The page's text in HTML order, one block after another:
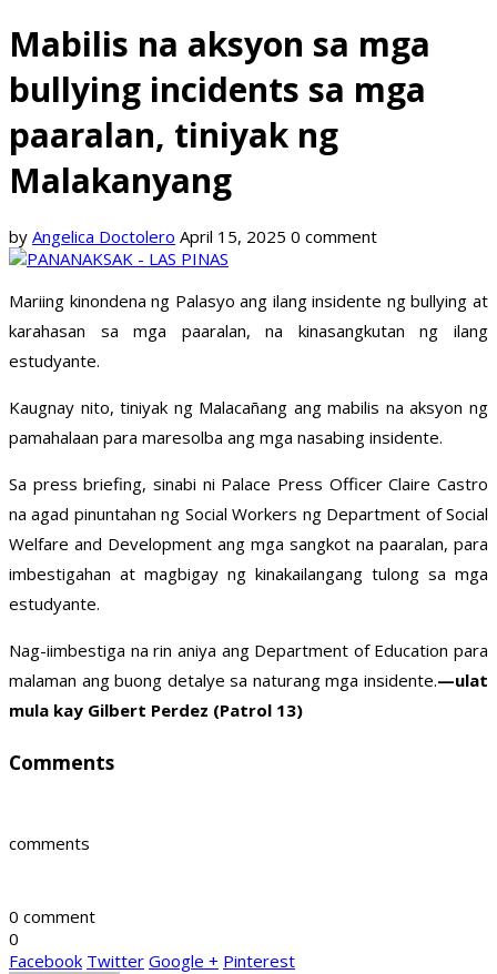
Mabilis na aksyon sa mga
bullying incidents sa mga
paaralan, tiniyak ng
Malakanyang
by Angelica Doctolero April 15, 2025 0 comment
Mariing kinondena ng Palasyo ang ilang insidente ng bullying at
karahasan sa mga paaralan, na kinasangkutan ng ilang
estudyante.
Kaugnay nito, tiniyak ng Malacañang ang mabilis na aksyon ng
pamahalaan para maresolba ang mga nasabing insidente.
Sa press briefing, sinabi ni Palace Press Officer Claire Castro
na agad pinuntahan ng Social Workers ng Department of Social
Welfare and Development ang mga sangkot na paaralan, para
imbestigahan at magbigay ng kinakailangang tulong sa mga
estudyante.
Nag-iimbestiga na rin aniya ang Department of Education para
malaman ang buong detalye sa naturang mga insidente.—ulat
mula kay Gilbert Perdez (Patrol 13)
Comments
comments
0 comment
0
Facebook Twitter Google + Pinterest